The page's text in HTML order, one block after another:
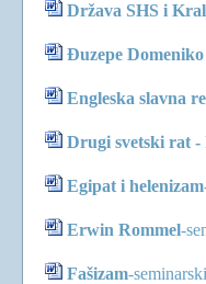
Država SHS i
Đuzepe
Engleska slavna
Drugi svetski rat
Egipat i helenizam
Erwin Rommel-
Fašizam-